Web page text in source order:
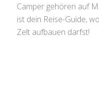
Camper gehören auf
ist dein Reise-Guide,
Zelt aufbauen darfst!